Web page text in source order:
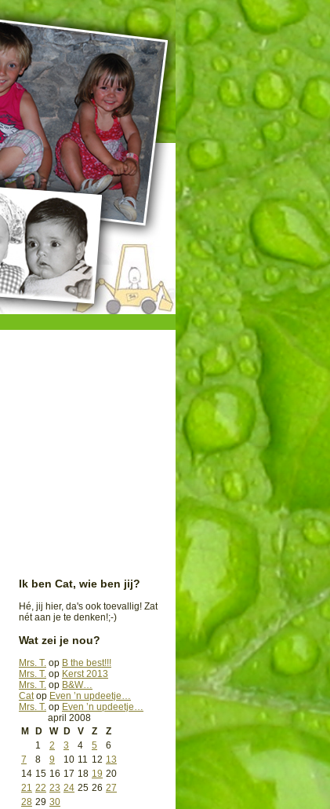
Ik ben Cat, wie ben jij?
Hé, jij hier, da's ook toevallig! Zat
nét aan je te denken!;-)
Wat zei je nou?
Mrs. T. op B the best!!!
Mrs. T. op Kerst 2013
Mrs. T. op B&W…
Catop Even ’n updeetje…
Mrs. T. op Even ’n updeetje…
april 2008
M
D W D V Z
Z
1
2 3 4 5
6
7
8 9 10 11 12 13
14 15 16 17 18 19 20
21 22 23 24 25 26 27
28 29 30